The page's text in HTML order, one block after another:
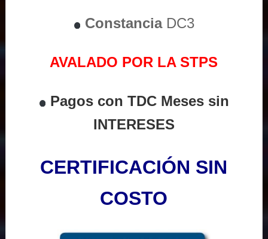
ConstanciaDC3
AVALADO POR LA STPS
Pagos con TDC Meses sin
INTERESES
CERTIFICACIÓN SIN
COSTO